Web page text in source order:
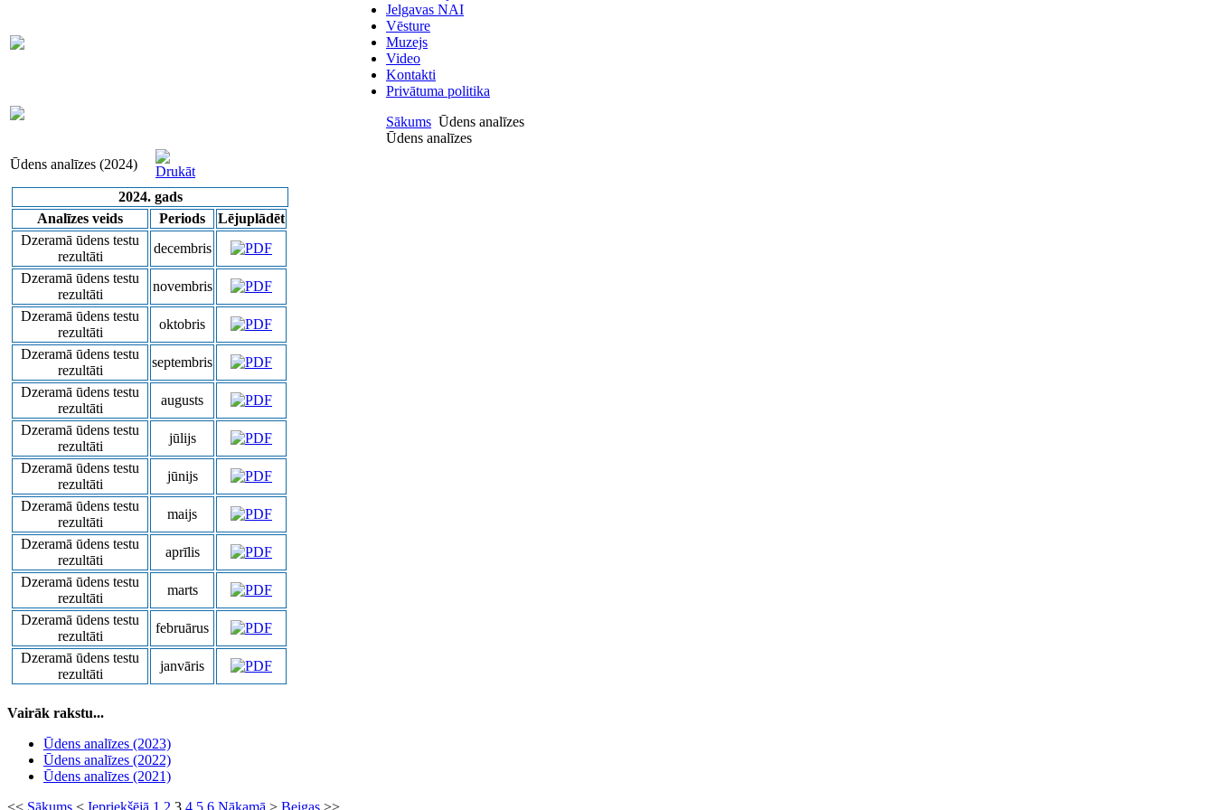
63007698
Jelgavas NAI
Vēsture
Muzejs
Video
Kontakti
Privātuma politika
Sākums Ūdens analīzes
Ūdens analīzes
Ūdens analīzes (2024)
2024. gads
Analīzes veids
Periods
Lējuplādēt
Dzeramā ūdens testu
rezultāti
decembris
Dzeramā ūdens testu
rezultāti
novembris
Dzeramā ūdens testu
rezultāti
oktobris
Dzeramā ūdens testu
rezultāti
septembris
Dzeramā ūdens testu
rezultāti
augusts
Dzeramā ūdens testu
rezultāti
jūlijs
Dzeramā ūdens testu
rezultāti
jūnijs
Dzeramā ūdens testu
rezultāti
maijs
Dzeramā ūdens testu
rezultāti
aprīlis
Dzeramā ūdens testu
rezultāti
marts
Dzeramā ūdens testu
rezultāti
februārus
Dzeramā ūdens testu
rezultāti
janvāris
Vairāk rakstu...
Ūdens analīzes (2023)
Ūdens analīzes (2022)
Ūdens analīzes (2021)
<< Sākums < Iepriekšējā 1 2 3 4 5 6 Nākamā > Beigas >>